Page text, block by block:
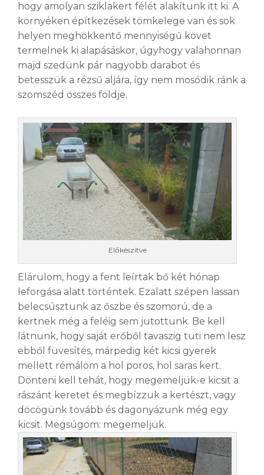
hogy amolyan sziklakert félét alakítunk itt ki. A
környéken építkezések tömkelege van és sok
helyen meghökkentő mennyiségű követ
termelnek ki alapásáskor, úgyhogy valahonnan
majd szedünk pár nagyobb darabot és
betesszük a rézsű aljára, így nem mosódik ránk a
szomszéd összes földje.
Előkészítve
Elárulom, hogy a fent leírtak bő két hónap
leforgása alatt történtek. Ezalatt szépen lassan
belecsúsztunk az őszbe és szomorú, de a
kertnek még a feléig sem jutottunk. Be kell
látnunk, hogy saját erőből tavaszig tuti nem lesz
ebből füvesítés, márpedig két kicsi gyerek
mellett rémálom a hol poros, hol saras kert.
Dönteni kell tehát, hogy megemeljük-e kicsit a
rászánt keretet és megbízzuk a kertészt, vagy
döcögünk tovább és dagonyázunk még egy
kicsit. Megsúgom: megemeljük.